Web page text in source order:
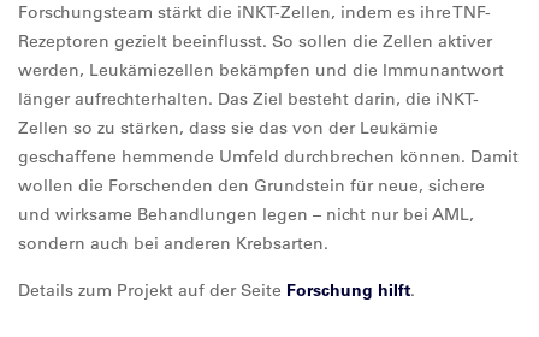
Forschungsteam stärkt die iNKT-Zellen, indem es ihre TNF-
Rezeptoren gezielt beeinflusst. So sollen die Zellen aktiver
werden, Leukämiezellen bekämpfen und die Immunantwort
länger aufrechterhalten. Das Ziel besteht darin, die iNKT-
Zellen so zu stärken, dass sie das von der Leukämie
geschaffene hemmende Umfeld durchbrechen können. Damit
wollen die Forschenden den Grundstein für neue, sichere
und wirksame Behandlungen legen – nicht nur bei AML,
sondern auch bei anderen Krebsarten.
Details zum Projekt auf der Seite Forschung hilft.